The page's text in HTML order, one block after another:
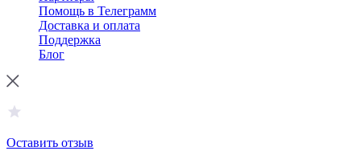
Помощь в Телеграмм
Доставка и оплата
Поддержка
Блог
Оставить отзыв